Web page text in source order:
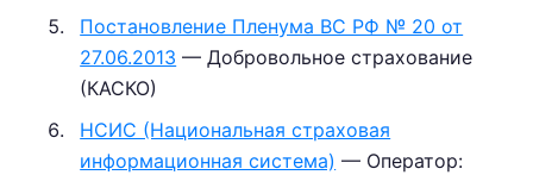
Постановление Пленума ВС РФ № 20 от
27.06.2013 — Добровольное страхование
(КАСКО)
НСИС (Национальная страховая
информационная система) — Оператор: